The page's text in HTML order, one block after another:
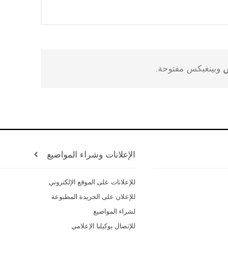
وبينغبكس مفتوحة.
الإعلانات وشراء المواضيع
للإعلانات على الموقع الإلكتروني
للإعلان على الجريدة المطبوعة
لشراء المواضيع
للإتصال بوكيلنا الإعلامي